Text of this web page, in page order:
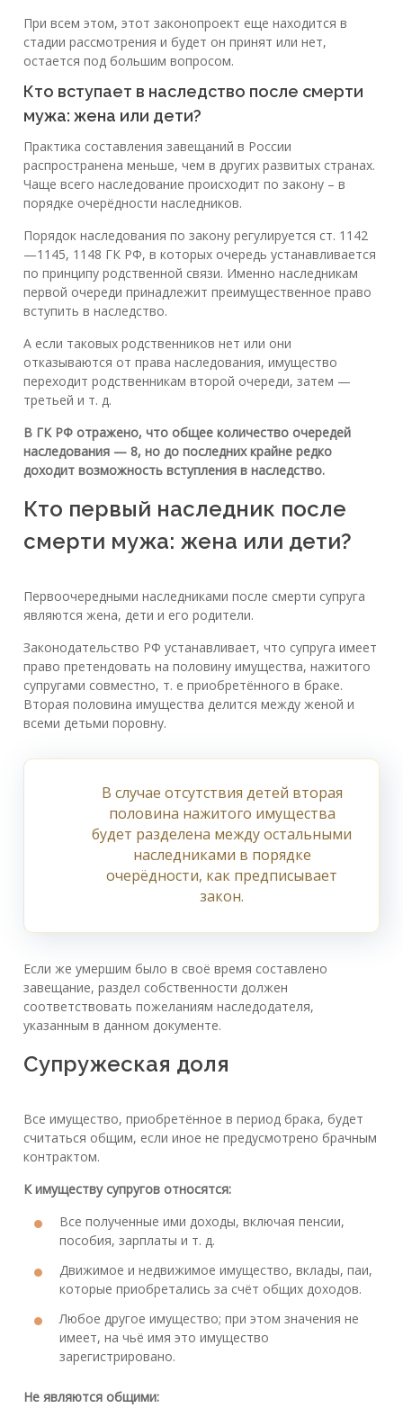
При всем этом, этот законопроект еще находится в
стадии рассмотрения и будет он принят или нет,
остается под большим вопросом.
Кто вступает в наследство после смерти
мужа: жена или дети?
Практика составления завещаний в России
распространена меньше, чем в других развитых странах.
Чаще всего наследование происходит по закону – в
порядке очерёдности наследников.
Порядок наследования по закону регулируется ст. 1142
—1145, 1148 ГК РФ, в которых очередь устанавливается
по принципу родственной связи. Именно наследникам
первой очереди принадлежит преимущественное право
вступить в наследство.
А если таковых родственников нет или они
отказываются от права наследования, имущество
переходит родственникам второй очереди, затем —
третьей и т. д.
В ГК РФ отражено, что общее количество очередей
наследования — 8, но до последних крайне редко
доходит возможность вступления в наследство.
Кто первый наследник после
смерти мужа: жена или дети?
Первоочередными наследниками после смерти супруга
являются жена, дети и его родители.
Законодательство РФ устанавливает, что супруга имеет
право претендовать на половину имущества, нажитого
супругами совместно, т. е приобретённого в браке.
Вторая половина имущества делится между женой и
всеми детьми поровну.
В случае отсутствия детей вторая
половина нажитого имущества
будет разделена между остальными
наследниками в порядке
очерёдности, как предписывает
закон.
Если же умершим было в своё время составлено
завещание, раздел собственности должен
соответствовать пожеланиям наследодателя,
указанным в данном документе.
Супружеская доля
Все имущество, приобретённое в период брака, будет
считаться общим, если иное не предусмотрено брачным
контрактом.
К имуществу супругов относятся:
Все полученные ими доходы, включая пенсии,
пособия, зарплаты и т. д.
Движимое и недвижимое имущество, вклады, паи,
которые приобретались за счёт общих доходов.
Любое другое имущество; при этом значения не
имеет, на чьё имя это имущество
зарегистрировано.
Не являются общими: